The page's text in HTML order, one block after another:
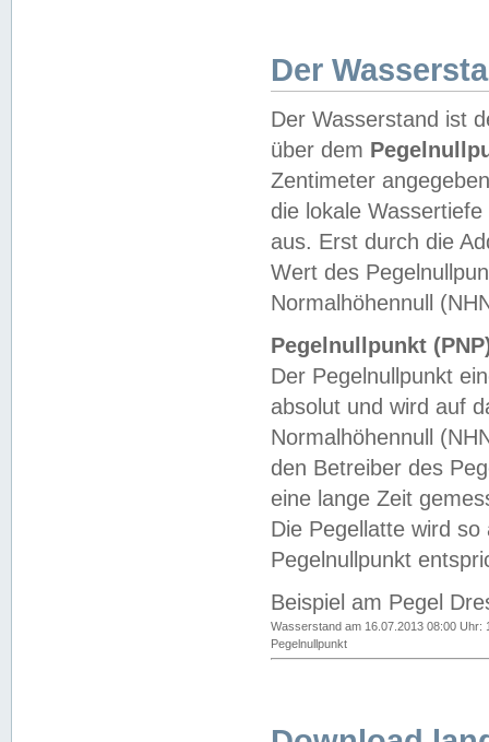
Der
Der Wasserstand ist
über dem
Zentimeter
die lokale
aus. Erst durch die
Wert des
Normalhöhennull
Pegelnullpunkt
Der Pegelnullpunkt
absolut und wird auf
Normalhöhennull
den Betreiber des
eine lange Zeit
Die Pegellatte wird
Pegelnullpunkt
Beispiel am Pegel
Wasserstand am 16.07.2013 08:00 Uhr:
Pegelnullpunkt